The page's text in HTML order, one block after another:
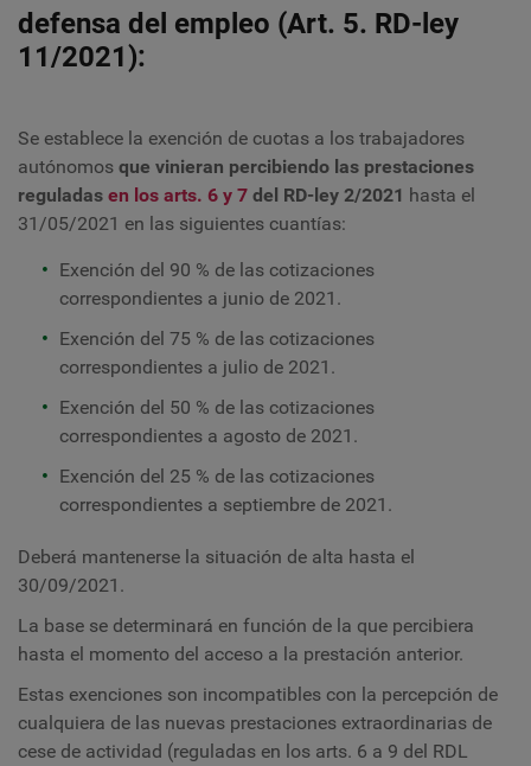
defensa del empleo (Art. 5. RD-ley
11/2021):
Se establece la exención de cuotas a los trabajadores
autónomos que vinieran percibiendo las prestaciones
reguladas en los arts. 6 y 7 del RD-ley 2/2021 hasta el
31/05/2021 en las siguientes cuantías:
Exención del 90 % de las cotizaciones
correspondientes a junio de 2021.
Exención del 75 % de las cotizaciones
correspondientes a julio de 2021.
Exención del 50 % de las cotizaciones
correspondientes a agosto de 2021.
Exención del 25 % de las cotizaciones
correspondientes a septiembre de 2021.
Deberá mantenerse la situación de alta hasta el
30/09/2021.
La base se determinará en función de la que percibiera
hasta el momento del acceso a la prestación anterior.
Estas exenciones son incompatibles con la percepción de
cualquiera de las nuevas prestaciones extraordinarias de
cese de actividad (reguladas en los arts. 6 a 9 del RDL